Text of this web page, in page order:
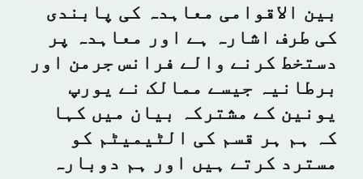
بین الاقوامی معاہدہ کی پابندی
کی طرف اشارہ ہے اور معاہدہ پر
دستخط کرنے والے فرانس جرمن اور
برطانیہ جیسے ممالک نے یورپ
یونین کے مشترکہ بیان میں کہا
کہ ہم ہر قسم کی الٹیمیٹم کو
مسترد کرتے ہیں اور ہم دوبارہ